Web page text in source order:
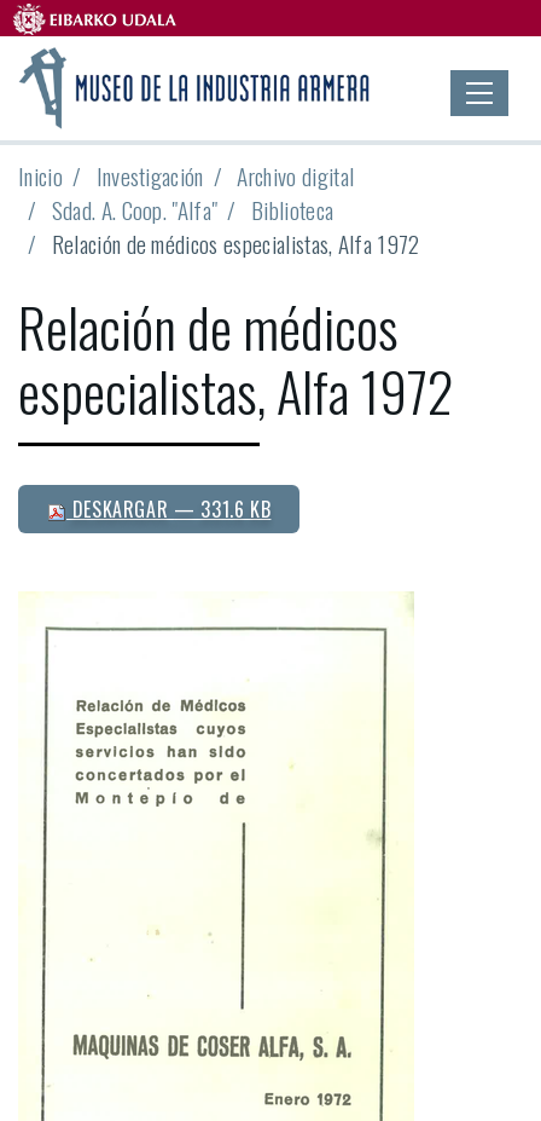
Inicio Investigación
Archivo digital
Sdad. A. Coop. "Alfa"
Biblioteca
Relación de médicos especialistas, Alfa 1972
Relación de médicos
especialistas, Alfa 1972
DESKARGAR — 331.6 KB